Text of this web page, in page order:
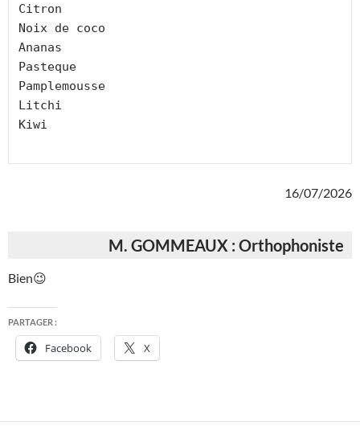
Citron
Noix de coco
Ananas
Pasteque
Pamplemousse
Litchi
Kiwi
16/07/2026
M. GOMMEAUX : Orthophoniste
Bien😉
PARTAGER :
Facebook X